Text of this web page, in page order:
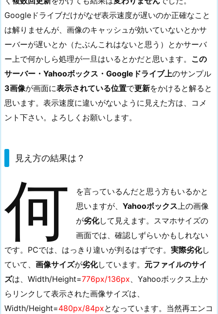
た
と
き
の
表
示
と
方
N
G
ー
マ
ッ
ト）
6.
Googleドライブだけがなぜ表示速度が遅いのか正確なこと
は解りませんが、画像のキャッシュが効いていないとかサ
ーバーが遅いとか（たぶんこれはないと思う）とかサーバ
ー上で何かしら処理が一旦はいるとかだと思います。 この
サーバー・Yahooボックス・Googleドライブ上のサンプル
3画像が画面に表示されている位置で更新をかけると解ると
思います。表示速度に違いがないように見えた方は、コメ
ント下さい。よろしくお願いします。
見え方の結果は？
何
を言っているんだと思う方もいるかと
思いますが、Yahooボックス上の画像
が劣化して見えます。スマホサイズの
画面では、確認しずらいかもしれない
です。PCでは、はっきり違いが判るはずです。 実際劣化し
ていて、 画像サイズが劣化しています。 元ファイルのサイ
ズは、Width/Height=776px/136px、Yahooボックス上か
らリンクして表示された画像サイズは、
Width/Height=480px/84pxとなっています。当然再エンコ